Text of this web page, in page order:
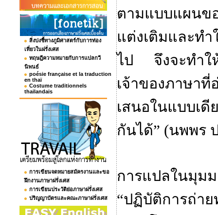
สิ่งบ่งชี้ทางภูมิศาสตร์กับการท่อง
เที่ยวในฝรั่งเศส
ทฤษฎีความหมายกับการแปลกวี
นิพนธ์
poésie française et la traduction
en thaï
Costume traditionnels
thailandais
การเขียนจดหมายสมัครงานและขอ
ฝึกงานภาษาฝรั่งเศส
การเขียนประวัติย่อภาษาฝรั่งเศส
ปริญญาบัตรและคณะภาษาฝรั่งเศส
ตามแบบแผนข
แต่งเติมและท
ไป จึงจะท
เจ้าของภาษา
เสนอในแบบเ
กันได้” (นพพร
การแปลในมุม
“ปฏิบัติการถ่าย